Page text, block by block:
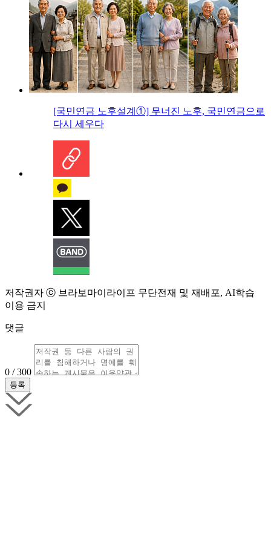
[국민연금 노후설계①] 무너진 노후, 국민연금으로
다시 세우다
저작권자 ⓒ 브라보마이라이프 무단전재 및 재배포, AI학습
이용 금지
댓글
0 / 300